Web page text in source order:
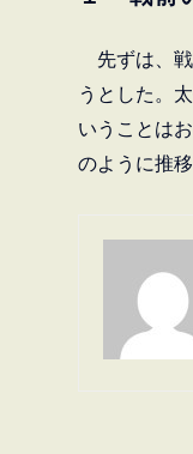
先ずは、戦
うとした。
いうことは
のように推